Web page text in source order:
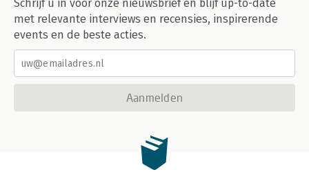
Schrijf u in voor onze nieuwsbrief en blijf up-to-date
met relevante interviews en recensies, inspirerende
events en de beste acties.
Aanmelden